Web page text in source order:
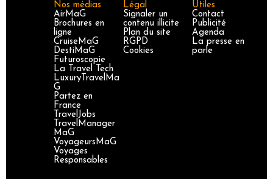
Nos médias
AirMaG
Brochures en
ligne
CruiseMaG
DestiMaG
Futuroscopie
La Travel Tech
LuxuryTravelMa
G
Partez en
France
TravelJobs
TravelManager
MaG
VoyageursMaG
Voyages
Responsables
Légal
Signaler un
contenu illicite
Plan du site
RGPD
Cookies
Utiles
Contact
Publicité
Agenda
La presse en
parle